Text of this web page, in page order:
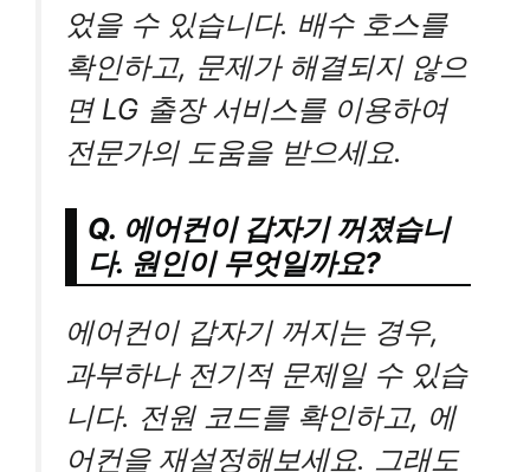
었을 수 있습니다. 배수 호스를
확인하고, 문제가 해결되지 않으
면 LG 출장 서비스를 이용하여
전문가의 도움을 받으세요.
Q. 에어컨이 갑자기 꺼졌습니
다. 원인이 무엇일까요?
에어컨이 갑자기 꺼지는 경우,
과부하나 전기적 문제일 수 있습
니다. 전원 코드를 확인하고, 에
어컨을 재설정해보세요. 그래도